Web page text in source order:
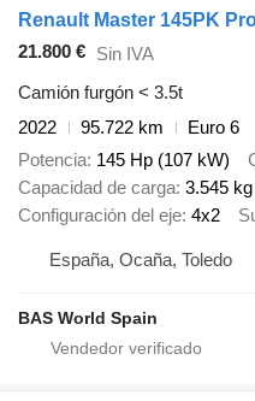
21.800 € Sin IVA
Camión furgón < 3.5t
2022
95.722 km
Euro 6
Potencia 145 Hp (107 kW)
Capacidad de carga 3.545 kg
Configuración del eje 4x2
España, Ocaña, Toledo
BAS World Spain